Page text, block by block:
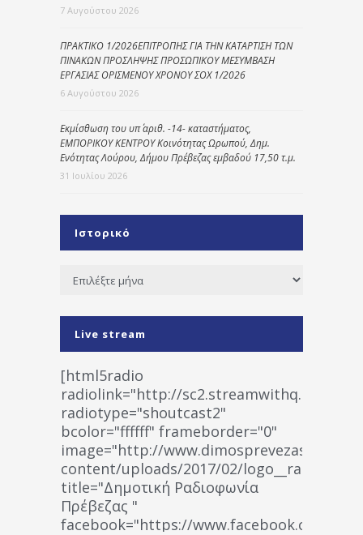
7 Αυγούστου 2026
ΠΡΑΚΤΙΚΟ 1/2026ΕΠΙΤΡΟΠΗΣ ΓΙΑ ΤΗΝ ΚΑΤΑΡΤΙΣΗ ΤΩΝ
ΠΙΝΑΚΩΝ ΠΡΟΣΛΗΨΗΣ ΠΡΟΣΩΠΙΚΟΥ ΜΕΣΥΜΒΑΣΗ
ΕΡΓΑΣΙΑΣ ΟΡΙΣΜΕΝΟΥ ΧΡΟΝΟΥ ΣΟΧ 1/2026
6 Αυγούστου 2026
Εκμίσθωση του υπ΄ αριθ. -14- καταστήματος,
ΕΜΠΟΡΙΚΟΥ ΚΕΝΤΡΟΥ Κοινότητας Ωρωπού, Δημ.
Ενότητας Λούρου, Δήμου Πρέβεζας εμβαδού 17,50 τ.μ.
31 Ιουλίου 2026
Ιστορικό
Ιστορικό
Live stream
[html5radio
radiolink="http://
radiotype="shoutcast2"
bcolor="ffffff" frameborder="0"
image="http://www.dimosprevezas.gr/wp-
content/uploads/2017/02/
title="Δημοτική Ραδιοφωνία
Πρέβεζας "
facebook="https://www.facebook.com/